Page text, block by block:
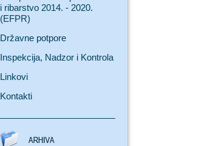
i ribarstvo 2014. - 2020.
(EFPR)
Državne potpore
Inspekcija, Nadzor i Kontrola
Linkovi
Kontakti